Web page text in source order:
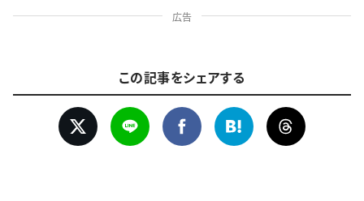
広告
この記事をシェアする